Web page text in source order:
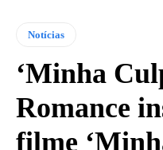
Notícias
‘Minha
Romance
filme